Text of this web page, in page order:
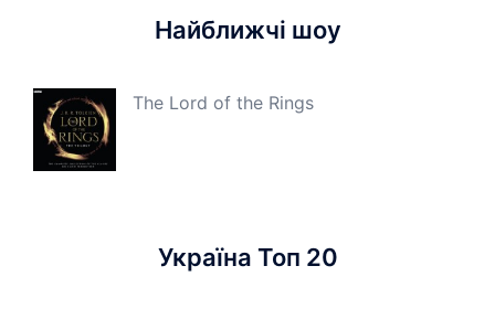
Найближчі шоу
The Lord of the Rings
Україна Топ 20